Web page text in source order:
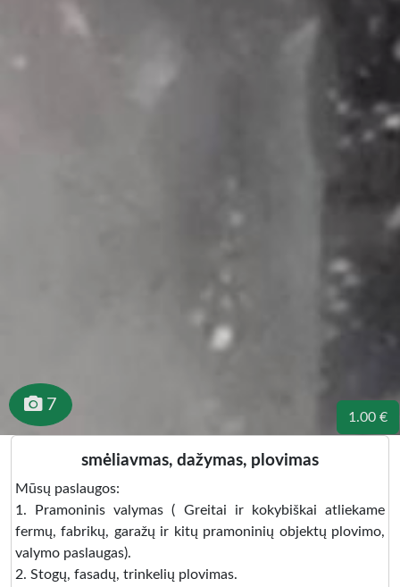
1.00 €
7
smėliavmas, dažymas, plovimas
Mūsų paslaugos:
1. Pramoninis valymas ( Greitai ir kokybiškai atliekame
fermų, fabrikų, garažų ir kitų pramoninių objektų plovimo,
valymo paslaugas).
2. Stogų, fasadų, trinkelių plovimas.